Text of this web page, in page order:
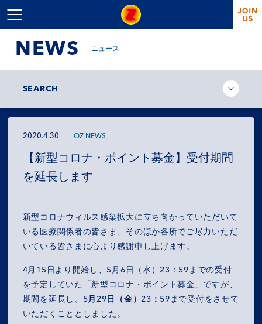
NEWS ニュース
SEARCH
2020.4.30 OZ NEWS
【新型コロナ・ポイント募金】受付期間
を延長します
新型コロナウィルス感染拡大に立ち向かっていただいて
いる医療関係者の皆さま、そのほか各所でご尽力いただ
いている皆さまに心より感謝申し上げます。
4月15日より開始し、5月6日（水）23：59までの受付
を予定していた「新型コロナ・ポイント募金」ですが、
期間を延長し、 5月29日（金）23：59 まで受付をさせて
いただくこととしました。